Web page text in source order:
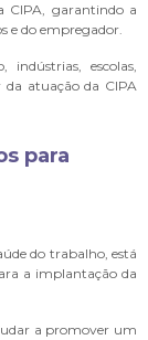
CIPA, garantindo a
e do empregador.
indústrias, escolas,
da atuação da CIPA
para
do trabalho, está
a implantação da
a promover um